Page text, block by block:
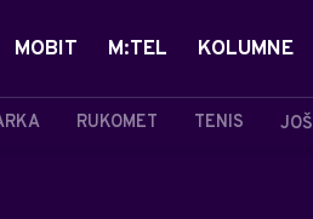
RUKOMET TENIS JOŠ
MOBIT M:TEL KOLUMNE